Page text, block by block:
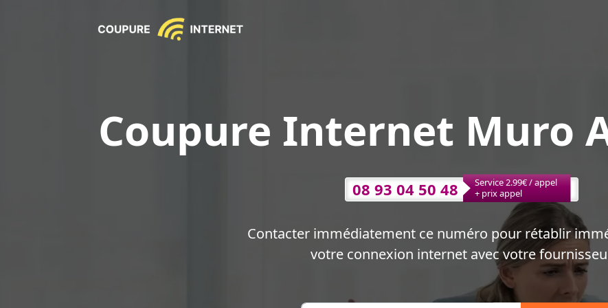
Coupure Internet Muro
08 93 04 50 48
Service 2.99€ / appel
+ prix appel
Contacter immédiatement ce numéro pour rétablir
votre connexion internet avec votre